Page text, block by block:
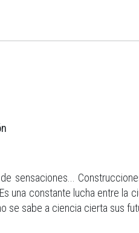
sensaciones...
una constante lucha entre la
se sabe a ciencia cierta sus